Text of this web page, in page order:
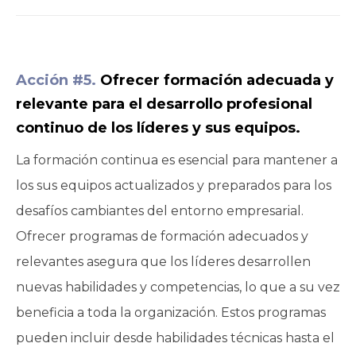
Acción #5. Ofrecer formación adecuada y
relevante para el desarrollo profesional
continuo de los líderes y sus equipos.
La formación continua es esencial para mantener a
los sus equipos actualizados y preparados para los
desafíos cambiantes del entorno empresarial.
Ofrecer programas de formación adecuados y
relevantes asegura que los líderes desarrollen
nuevas habilidades y competencias, lo que a su vez
beneficia a toda la organización. Estos programas
pueden incluir desde habilidades técnicas hasta el